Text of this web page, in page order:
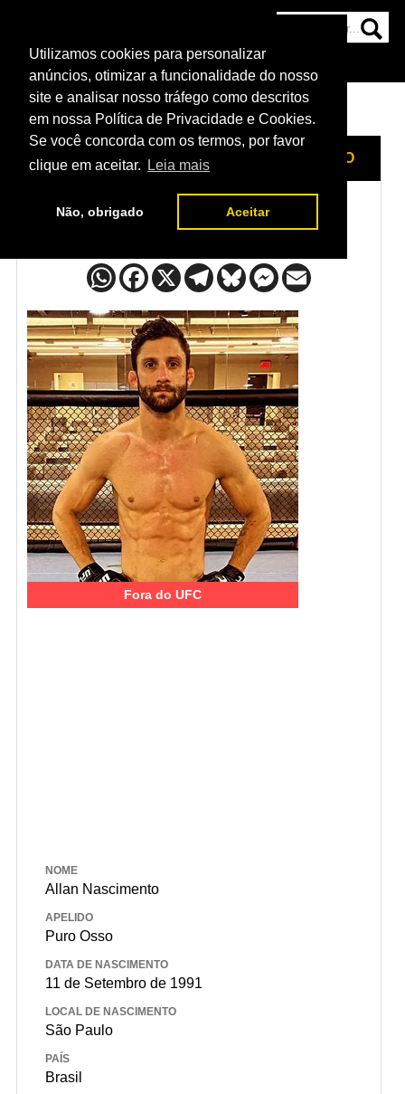
Utilizamos cookies para personalizar
anúncios, otimizar a funcionalidade do nosso
site e analisar nosso tráfego como descritos
em nossa Política de Privacidade e Cookies.
Se você concorda com os termos, por favor
clique em aceitar.
Leia mais
Não, obrigado Aceitar
NOTÍCIAS
HOME LUTADORES / ALLAN NASCIMENTO
Allan Nascimento
Fora do UFC
NOME
Allan Nascimento
APELIDO
Puro Osso
DATA DE NASCIMENTO
11 de Setembro de 1991
LOCAL DE NASCIMENTO
São Paulo
PAÍS
Brasil